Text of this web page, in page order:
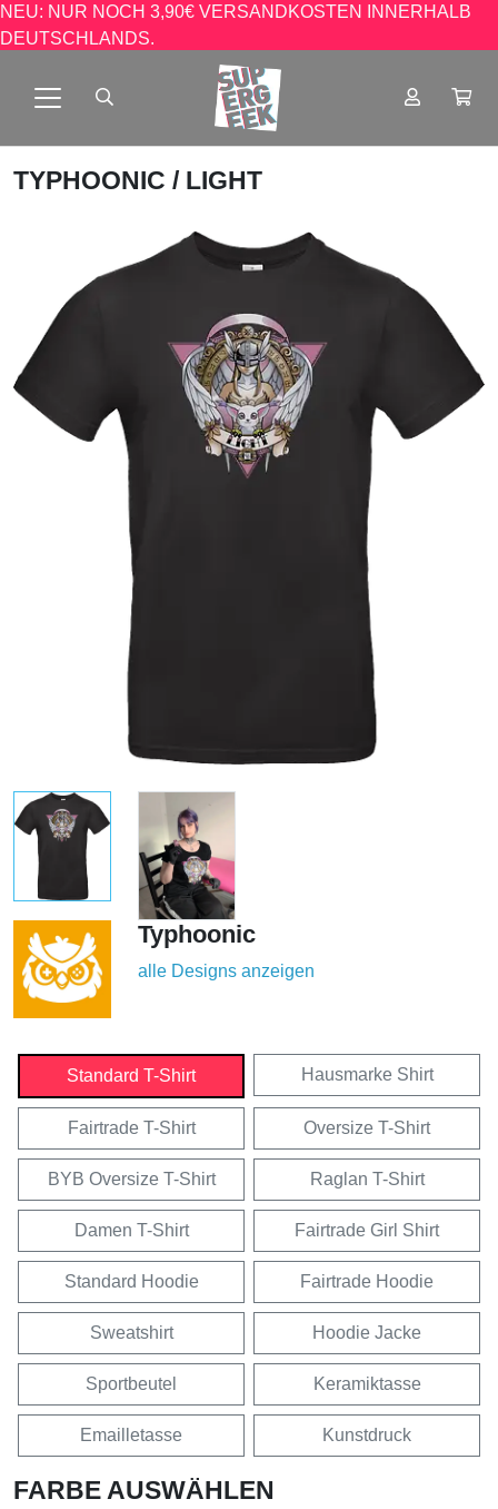
NEU: NUR NOCH 3,90€ VERSANDKOSTEN INNERHALB
DEUTSCHLANDS.
TYPHOONIC / LIGHT
Typhoonic
alle Designs anzeigen
Standard T-Shirt Hausmarke Shirt
Fairtrade T-Shirt Oversize T-Shirt
BYB Oversize T-Shirt Raglan T-Shirt
Damen T-Shirt Fairtrade Girl Shirt
Standard Hoodie Fairtrade Hoodie
Sweatshirt Hoodie Jacke
Sportbeutel Keramiktasse
Emailletasse Kunstdruck
FARBE AUSWÄHLEN